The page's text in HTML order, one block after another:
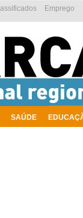
SAÚDE
Emprego